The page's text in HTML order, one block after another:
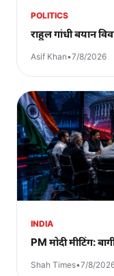
POLITICS
राहुल गांधी बयान
Asif Khan•7/8/2026
INDIA
PM मोदी मीटिंग:
Shah Times•7/8/